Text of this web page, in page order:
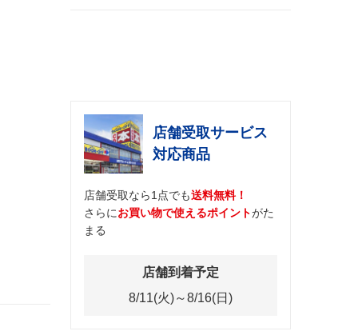
店舗受取サービス
対応商品
店舗受取なら1点でも送料無料！
さらにお買い物で使えるポイントがた
まる
店舗到着予定
8/11(火)～8/16(日)